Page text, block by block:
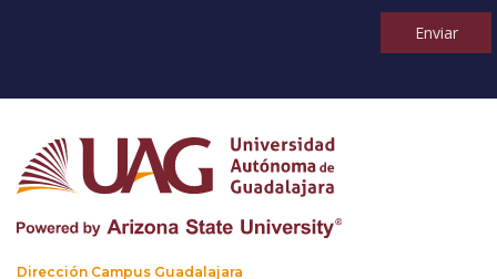
Enviar
Dirección Campus Guadalajara